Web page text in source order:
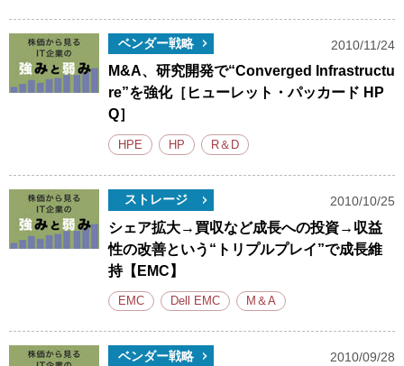
ベンダー戦略 2010/11/24
M&A、研究開発で“Converged Infrastructu
re”を強化［ヒューレット・パッカード HP
Q］
HPE HP R＆D
ストレージ 2010/10/25
シェア拡大→買収など成長への投資→収益
性の改善という“トリプルプレイ”で成長維
持【EMC】
EMC Dell EMC M＆A
ベンダー戦略 2010/09/28